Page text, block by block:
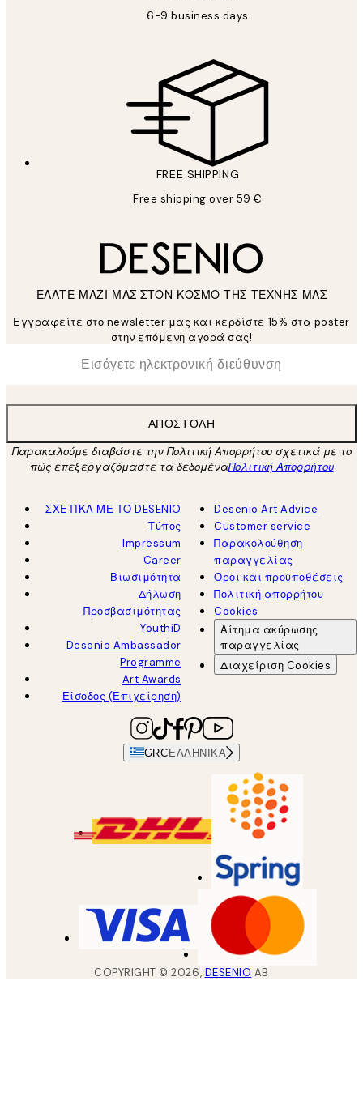
6-9 business days
FREE SHIPPING
Free shipping over 59 €
ΕΛΑΤΕ ΜΑΖΙ ΜΑΣ ΣΤΟΝ ΚΟΣΜΟ ΤΗΣ ΤΕΧΝΗΣ ΜΑΣ
Εγγραφείτε στο newsletter μας και κερδίστε 15% στα poster
στην επόμενη αγορά σας!
Ηλεκτρονική Διεύθυνση
ΑΠΟΣΤΟΛΉ
Παρακαλούμε διαβάστε την Πολιτική Απορρήτου σχετικά με το
πώς επεξεργαζόμαστε τα δεδομέναΠολιτική Απορρήτου
ΣΧΕΤΙΚΑ ΜΕ ΤΟ DESENIO
Τύπος
Impressum
Career
Βιωσιμότητα
Δήλωση
Προσβασιμότητας
YouthiD
Desenio Ambassador
Programme
Art Awards
Είσοδος (Επιχείρηση)
Desenio Art Advice
Customer service
Παρακολούθηση
παραγγελίας
Όροι και προϋποθέσεις
Πολιτική απορρήτου
Cookies
Αίτημα ακύρωσης
παραγγελίας
Διαχείριση Cookies
GRCΕΛΛΗΝΙΚΆ
COPYRIGHT ©2026, DESENIO AB